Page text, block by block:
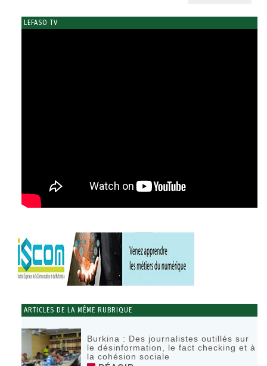
LEFASO TV
ARTICLES DE LA MÊME RUBRIQUE
Burkina : Des journalistes outillés sur
le désinformation, le fact checking et à
la cohésion sociale